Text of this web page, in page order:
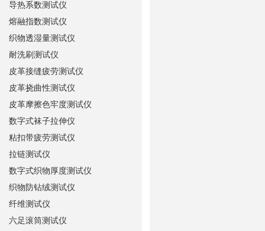
导热系数测试仪
熔融指数测试仪
织物透湿量测试仪
耐洗刷测试仪
皮革接缝疲劳测试仪
皮革挠曲性测试仪
皮革摩擦色牢度测试仪
数字式袜子拉伸仪
粘扣带疲劳测试仪
拉链测试仪
数字式织物厚度测试仪
织物防钻绒测试仪
纤维测试仪
六足滚筒测试仪